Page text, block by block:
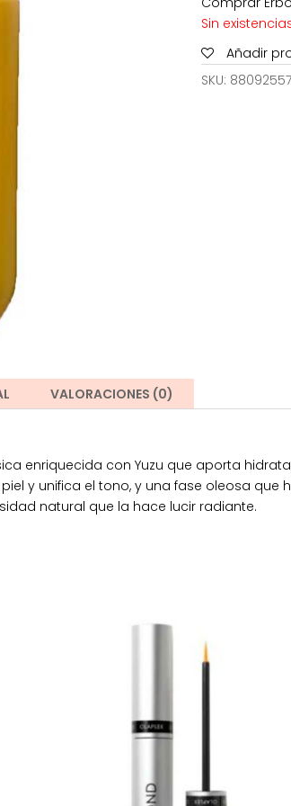
Sin
Añadir
SKU:
VALORACIONES (0)
enriquecida con Yuzu que aporta
y unifica el tono, y una fase oleosa que
natural que la hace lucir radiante.